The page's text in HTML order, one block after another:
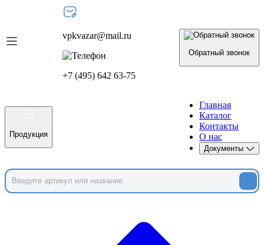
vpkvazar@mail.ru
+7 (495) 642 63-75
Обратный звонок
Продукция
Главная
Каталог
Контакты
О нас
Документы